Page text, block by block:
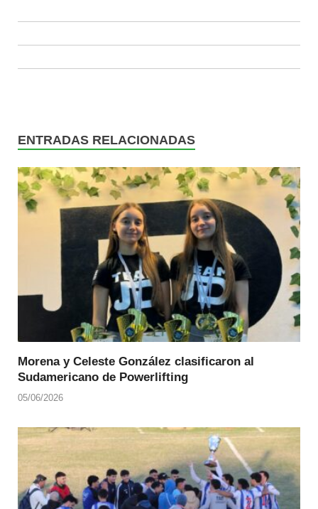
ENTRADAS RELACIONADAS
Morena y Celeste González clasificaron al
Sudamericano de Powerlifting
05/06/2026